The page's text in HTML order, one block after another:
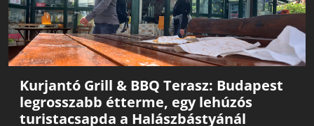
Kurjantó Grill & BBQ Terasz: Budapest
legrosszabb étterme, egy lehúzós
turistacsapda a Halászbástyánál